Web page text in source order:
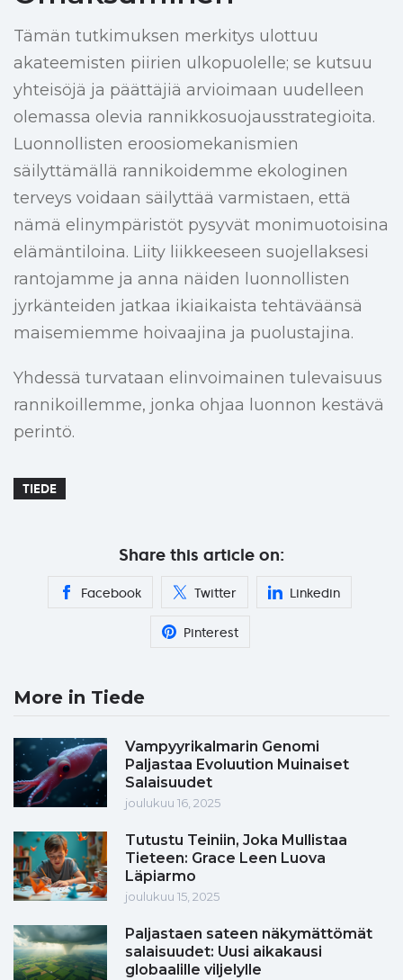
Tämän tutkimuksen merkitys ulottuu
akateemisten piirien ulkopuolelle; se kutsuu
yhteisöjä ja päättäjiä arvioimaan uudelleen
olemassa olevia rannikkosuojausstrategioita.
Luonnollisten eroosiomekanismien
säilyttämällä rannikoidemme ekologinen
terveys voidaan säilyttää varmistaen, että
nämä elinympäristöt pysyvät monimuotoisina
elämäntiloina. Liity liikkeeseen suojellaksesi
rantojamme ja anna näiden luonnollisten
jyrkänteiden jatkaa ikiaikaista tehtäväänsä
maisemiemme hoivaajina ja puolustajina.
Yhdessä turvataan elinvoimainen tulevaisuus
rannikoillemme, jonka ohjaa luonnon kestävä
perintö.
TIEDE
Share this article on:
Facebook Twitter Linkedin
Pinterest
More in Tiede
Vampyyrikalmarin Genomi
Paljastaa Evoluution Muinaiset
Salaisuudet
joulukuu 16, 2025
Tutustu Teiniin, Joka Mullistaa
Tieteen: Grace Leen Luova
Läpiarmo
joulukuu 15, 2025
Paljastaen sateen näkymättömät
salaisuudet: Uusi aikakausi
globaalille viljelylle